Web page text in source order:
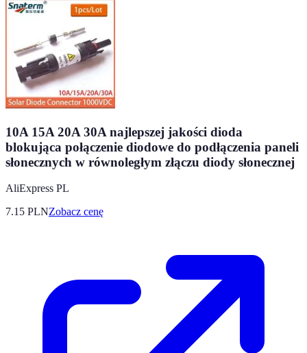
10A 15A 20A 30A najlepszej jakości dioda
blokująca połączenie diodowe do podłączenia paneli
słonecznych w równoległym złączu diody słonecznej
AliExpress PL
7.15 PLNZobacz cenę